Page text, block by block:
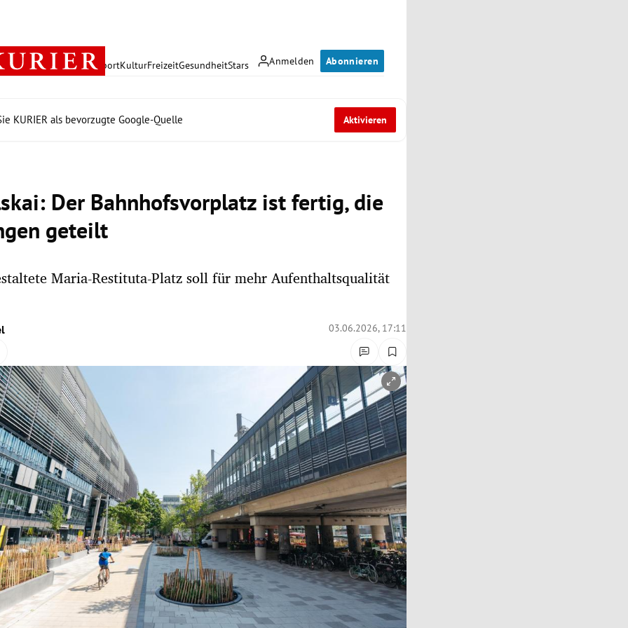
Anmelden Abonnieren
PolitikWirtschaft SportKulturFreizeitGesundheitStars
KURIER als bevorzugte Google-Quelle Aktivieren
Der Bahnhofsvorplatz ist fertig, die
geteilt
Maria-Restituta-Platz soll für mehr Aufenthaltsqualität
03.06.2026, 17:11
öffnen/schließen